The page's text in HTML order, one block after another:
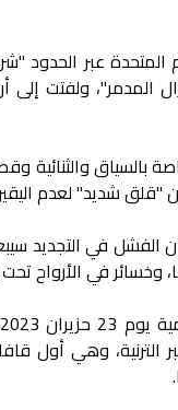
عبر الحدود
المدمر"، ولفتت
بالسياق
لعدم اليقين بشأن
الفشل في التجديد
وخسائر في الأرواح
الترنية، وهي أول